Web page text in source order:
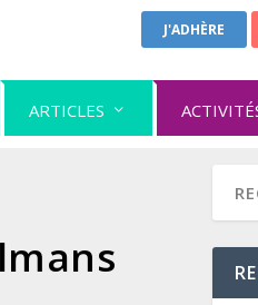
J'ADHÈRE
ARTICLES